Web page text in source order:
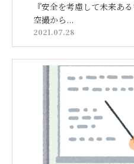
『安全を考慮して未来あ
空撮から...
2021.07.28